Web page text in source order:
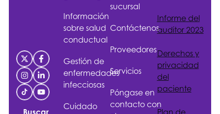
Información
sobre salud
conductual
Gestión de
enfermedades
infecciosas
Cuidado
sucursal
Contáctenos
Proveedores
Servicios
Póngase en
contacto con
Informe del
auditor 2023
Derechos y
privacidad
del
paciente
Plan de